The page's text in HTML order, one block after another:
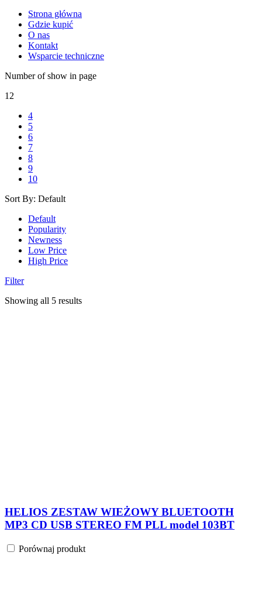
Strona główna
Gdzie kupić
O nas
Kontakt
Wsparcie techniczne
Number of show in page
12
4
5
6
7
8
9
10
Sort By: Default
Default
Popularity
Newness
Low Price
High Price
Filter
Showing all 5 results
HELIOS ZESTAW WIEŻOWY BLUETOOTH
MP3 CD USB STEREO FM PLL model 103BT
Porównaj produkt